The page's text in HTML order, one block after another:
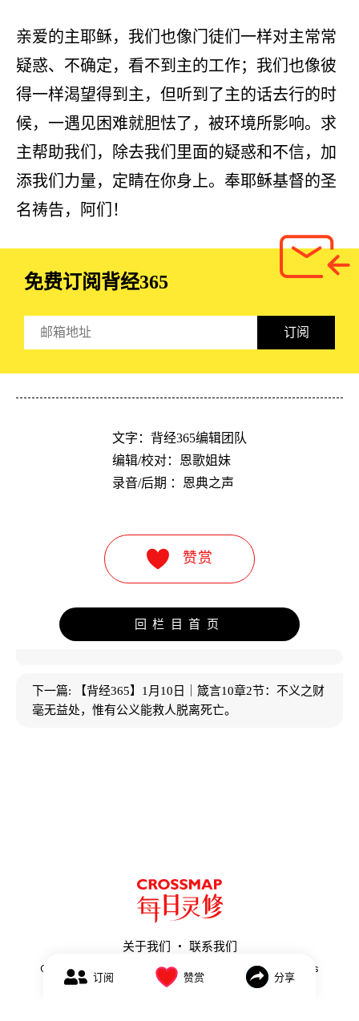
亲爱的主耶稣，我们也像门徒们一样对主常常
疑惑、不确定，看不到主的工作；我们也像彼
得一样渴望得到主，但听到了主的话去行的时
候，一遇见困难就胆怯了，被环境所影响。求
主帮助我们，除去我们里面的疑惑和不信，加
添我们力量，定睛在你身上。奉耶稣基督的圣
名祷告，阿们！
免费订阅背经365
订阅
文字：背经365编辑团队
编辑/校对：恩歌姐妹
录音/后期 ：恩典之声
赞赏
回栏目首页
下一篇:
【背经365】1月10日｜箴言10章2节：不义之财
毫无益处，惟有公义能救人脱离死亡。
关于我们 联系我们
Copyright ©
Meirilingxiu.Crossmap.com. All Rights
Reserved.
订阅 赞赏 分享